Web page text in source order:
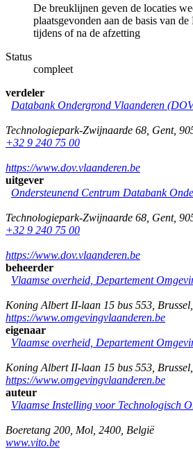
De breuklijnen geven de locaties
plaatsgevonden aan de basis van
tijdens of na de afzetting
Status
compleet
verdeler
Databank Ondergrond Vlaanderen
Technologiepark-Zwijnaarde 68 Gent,
+32 9 240 75 00
https://www.dov.vlaanderen.be
uitgever
Ondersteunend Centrum Databank
Technologiepark-Zwijnaarde 68 Gent,
+32 9 240 75 00
https://www.dov.vlaanderen.be
beheerder
Vlaamse overheid, Departement
Koning Albert II-laan 15 bus 553 Brussel
https://www.omgevingvlaanderen.be
eigenaar
Vlaamse overheid, Departement
Koning Albert II-laan 15 bus 553 Brussel
https://www.omgevingvlaanderen.be
auteur
Vlaamse Instelling voor Technologisch
Boeretang 200 Mol 2400 België
www.vito.be